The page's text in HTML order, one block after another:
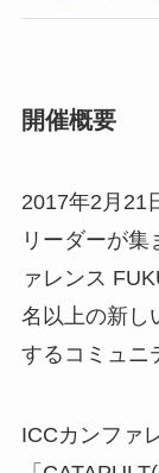
開催概要
2017年2月21
リーダーが
ァレンス
名以上の新し
するコミュニ
ICCカンファ